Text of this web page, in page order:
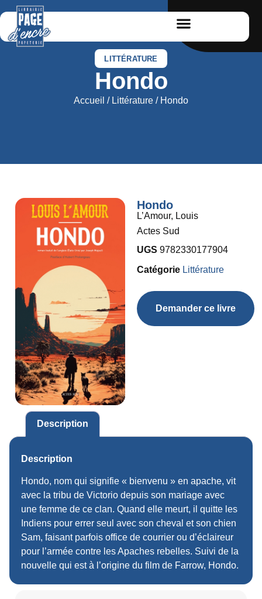
LITTÉRATURE
Hondo
Accueil / Littérature / Hondo
Hondo
L’Amour, Louis
Actes Sud
UGS 9782330177904
Catégorie Littérature
Demander ce livre
Description
Description
Hondo, nom qui signifie « bienvenu » en apache, vit
avec la tribu de Victorio depuis son mariage avec
une femme de ce clan. Quand elle meurt, il quitte les
Indiens pour errer seul avec son cheval et son chien
Sam, faisant parfois office de courrier ou d’éclaireur
pour l’armée contre les Apaches rebelles. Suivi de la
nouvelle qui est à l’origine du film de Farrow, Hondo.